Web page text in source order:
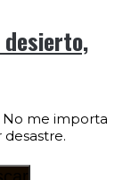
No me importa